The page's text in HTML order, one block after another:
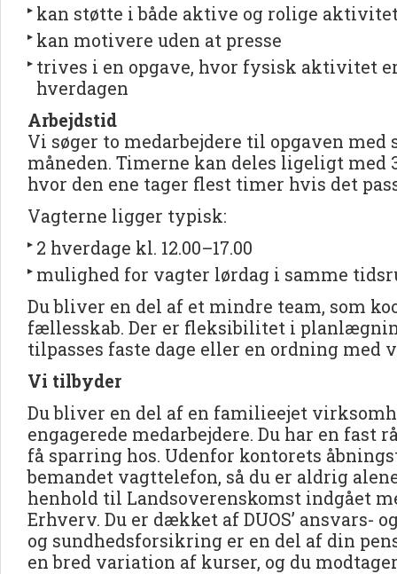
kan støtte i både aktive og rolige
kan motivere uden at presse
trives i en opgave, hvor fysisk aktivitet
hverdagen
Arbejdstid
Vi søger to medarbejdere til opgaven med
måneden. Timerne kan deles ligeligt
hvor den ene tager flest timer hvis det
Vagterne ligger typisk:
2 hverdage kl. 12.00–17.00
mulighed for vagter lørdag i samme
Du bliver en del af et mindre team, som
fællesskab. Der er fleksibilitet i
tilpasses faste dage eller en ordning med
Vi tilbyder
Du bliver en del af en familieejet
engagerede medarbejdere. Du har en fast
få sparring hos. Udenfor kontorets
bemandet vagttelefon, så du er aldrig
henhold til Landsoverenskomst indgået
Erhverv. Du er dækket af DUOS’ ansvars-
og sundhedsforsikring er en del af din
en bred variation af kurser, og du